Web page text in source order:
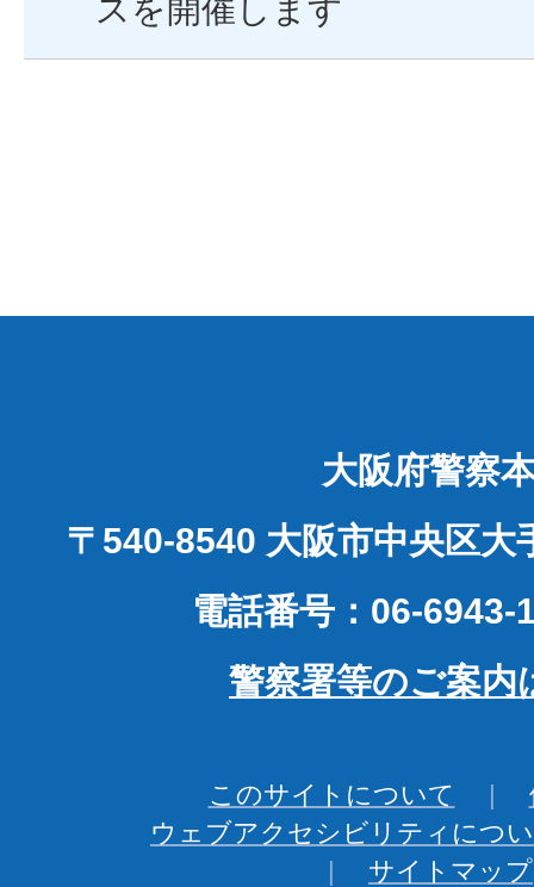
スを開催します
大阪府警察
〒540-8540 大阪市中央区大
電話番号：06-6943-
警察署等のご案内
このサイトについて
ウェブアクセシビリティにつ
サイトマップ